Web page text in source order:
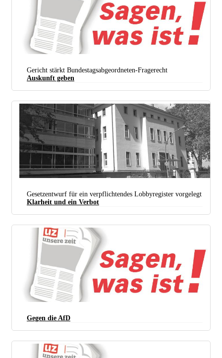
Gericht stärkt Bundestagsabgeordneten-Fragerecht
Auskunft geben
Wichtige Lobbyadresse: Verband Der Automobilindustrie In Frankfurt/main (foto: Public
Domain)
Gesetzentwurf für ein verpflichtendes Lobbyregister vorgelegt
Klarheit und ein Verbot
Gegen die AfD